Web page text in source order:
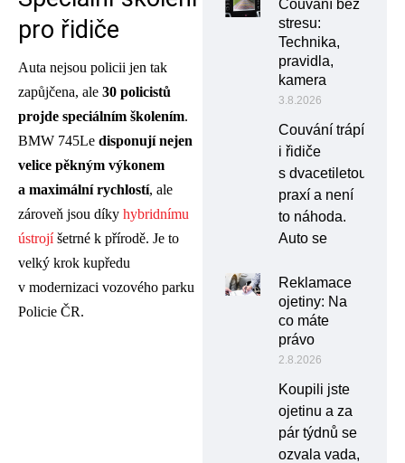
pro řidiče
Auta nejsou policii jen tak
zapůjčena, ale 30 policistů
projde speciálním školením.
BMW 745Le disponují nejen
velice pěkným výkonem
a maximální rychlostí, ale
zároveň jsou díky hybridnímu
ústrojíšetrné k přírodě. Je to
velký krok kupředu
v modernizaci vozového parku
Policie ČR.
Couvání bez
stresu:
Technika,
pravidla,
kamera
3.8.2026
Couvání trápí
i řidiče
s dvacetiletou
praxí a není
to náhoda.
Auto se
Reklamace
ojetiny: Na
co máte
právo
2.8.2026
Koupili jste
ojetinu a za
pár týdnů se
ozvala vada,